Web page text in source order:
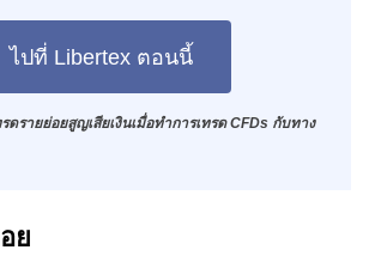
ไปที่ Libertex ตอนนี้
รายย่อยสูญเสียเงินเมื่อทำการเทรด CFDs กับทาง
ย